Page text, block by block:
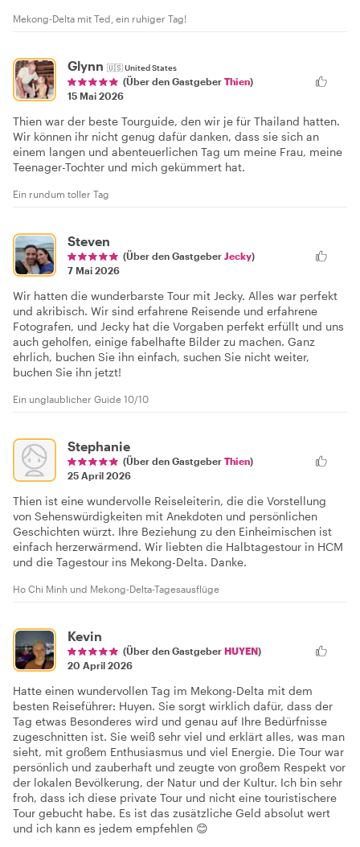
Mekong-Delta mit Ted, ein ruhiger Tag!
Glynn 🇺🇸United States
(Über den Gastgeber Thien)
15 Mai 2026
Thien war der beste Tourguide, den wir je für Thailand hatten.
Wir können ihr nicht genug dafür danken, dass sie sich an
einem langen und abenteuerlichen Tag um meine Frau, meine
Teenager-Tochter und mich gekümmert hat.
Ein rundum toller Tag
Steven
(Über den Gastgeber Jecky)
7 Mai 2026
Wir hatten die wunderbarste Tour mit Jecky. Alles war perfekt
und akribisch. Wir sind erfahrene Reisende und erfahrene
Fotografen, und Jecky hat die Vorgaben perfekt erfüllt und uns
auch geholfen, einige fabelhafte Bilder zu machen. Ganz
ehrlich, buchen Sie ihn einfach, suchen Sie nicht weiter,
buchen Sie ihn jetzt!
Ein unglaublicher Guide 10/10
Stephanie
(Über den Gastgeber Thien)
25 April 2026
Thien ist eine wundervolle Reiseleiterin, die die Vorstellung
von Sehenswürdigkeiten mit Anekdoten und persönlichen
Geschichten würzt. Ihre Beziehung zu den Einheimischen ist
einfach herzerwärmend. Wir liebten die Halbtagestour in HCM
und die Tagestour ins Mekong-Delta. Danke.
Ho Chi Minh und Mekong-Delta-Tagesausflüge
Kevin
(Über den Gastgeber HUYEN)
20 April 2026
Hatte einen wundervollen Tag im Mekong-Delta mit dem
besten Reiseführer: Huyen. Sie sorgt wirklich dafür, dass der
Tag etwas Besonderes wird und genau auf Ihre Bedürfnisse
zugeschnitten ist. Sie weiß sehr viel und erklärt alles, was man
sieht, mit großem Enthusiasmus und viel Energie. Die Tour war
persönlich und zauberhaft und zeugte von großem Respekt vor
der lokalen Bevölkerung, der Natur und der Kultur. Ich bin sehr
froh, dass ich diese private Tour und nicht eine touristischere
Tour gebucht habe. Es ist das zusätzliche Geld absolut wert
und ich kann es jedem empfehlen 😊